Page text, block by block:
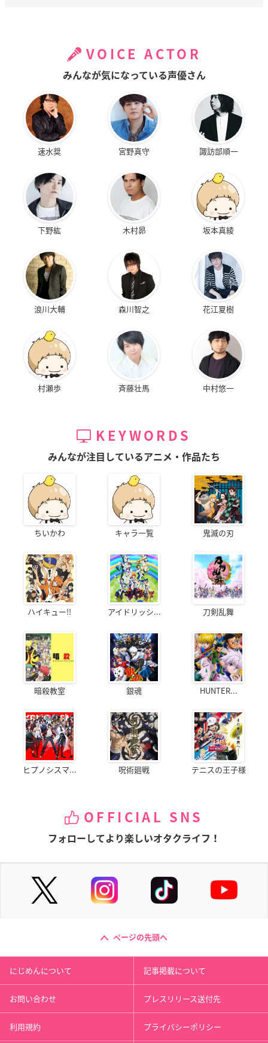
VOICE ACTOR
みんなが気になっている声優さん
速水奨 宮野真守 諏訪部順一
下野紘 木村昴 坂本真綾
浪川大輔 森川智之 花江夏樹
村瀬歩 斉藤壮馬 中村悠一
KEYWORDS
みんなが注目しているアニメ・作品たち
ちいかわ キャラ一覧 鬼滅の刃
ハイキュー!! アイドリッシ... 刀剣乱舞
暗殺教室 銀魂 HUNTER...
ヒプノシスマ... 呪術廻戦 テニスの王子様
OFFICIAL SNS
フォローしてより楽しいオタクライフ！
ページの先頭へ
にじめんについて 記事掲載について
お問い合わせ プレスリリース送付先
利用規約 プライバシーポリシー